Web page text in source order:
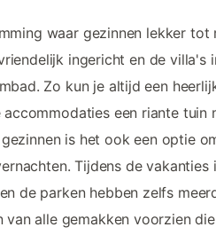
waar gezinnen lekker tot
ingericht en de villa's
Zo kun je altijd een
een riante tuin
is het ook een optie
Tijdens de vakanties
de parken hebben zelfs
alle gemakken voorzien